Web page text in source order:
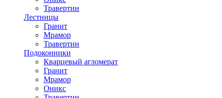
Травертин
Лестницы
Гранит
Мрамор
Травертин
Подоконники
Кварцевый агломерат
Гранит
Мрамор
Оникс